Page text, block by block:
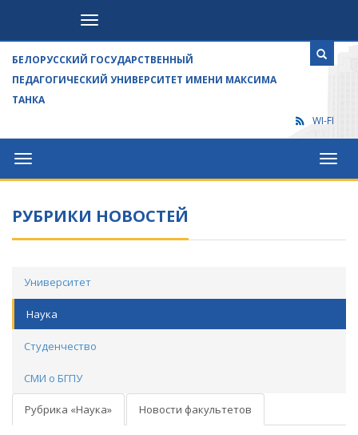
Посетителям
БЕЛОРУССКИЙ ГОСУДАРСТВЕННЫЙ
ПЕДАГОГИЧЕСКИЙ УНИВЕРСИТЕТ ИМЕНИ МАКСИМА
ТАНКА
WI-FI
Университет
РУБРИКИ НОВОСТЕЙ
Университет
Наука
Студенчество
СМИ о БГПУ
Рубрика «Наука» Новости факультетов